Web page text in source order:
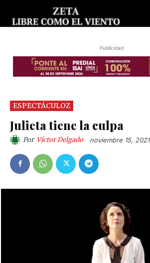
Publicidad
ESPECTÁCULOZ
Julieta tiene la culpa
Por Víctor Delgado noviembre 15, 2021